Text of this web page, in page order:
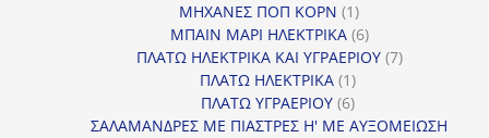
ΜΗΧΑΝΕΣ ΠΟΠ ΚΟΡΝ 11
προϊόν
ΜΠΑΙΝ ΜΑΡΙ ΗΛΕΚΤΡΙΚΑ 66
προϊόντα
ΠΛΑΤΩ ΗΛΕΚΤΡΙΚΑ ΚΑΙ ΥΓΡΑΕΡΙΟΥ 77
ΠΛΑΤΩ ΗΛΕΚΤΡΙΚΑ 11
προϊόν
ΠΛΑΤΩ ΥΓΡΑΕΡΙΟΥ 66
προϊόντα
ΣΑΛΑΜΑΝΔΡΕΣ ΜΕ ΠΙΑΣΤΡΕΣ Η' ΜΕ ΑΥΞΟΜΕΙΩΣΗ